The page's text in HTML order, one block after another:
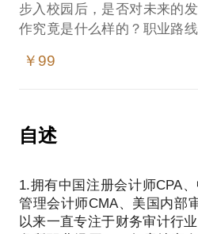
特别提示：
2.请认真思考你的困惑
学习中注意什么？
到底难度如何？
在这里，我希望以我自己和
如何规划考试科目？
考试复习所需策略？
考完之后的职业发展？
步入校园后，是否对未来的
作究竟是什么样的？职业路
我曾和你一样迷茫，所以我
￥99
自述
1.拥有中国注册会计师CPA
管理会计师CMA、美国内部
以来一直专注于财务审计行